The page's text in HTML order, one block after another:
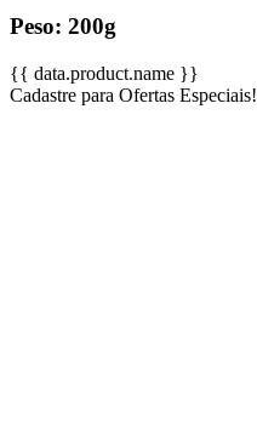
Peso: 200g
{{ data.product.name }}
Cadastre para Ofertas Especiais!